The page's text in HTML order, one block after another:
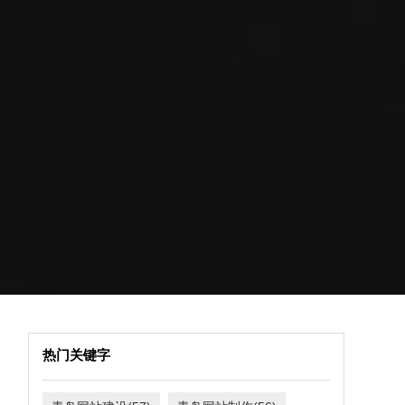
热门关键字